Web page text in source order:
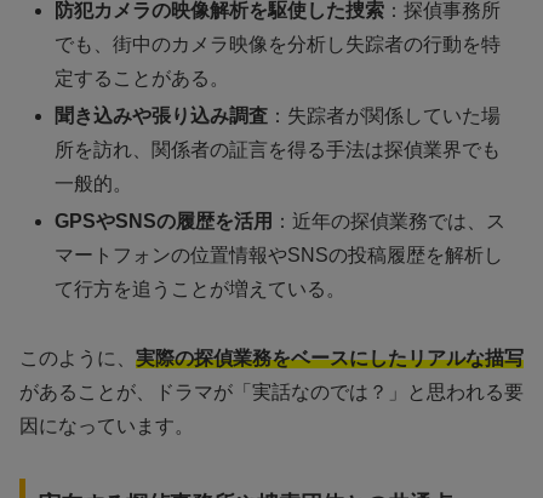
防犯カメラの映像解析を駆使した捜索 ：探偵事務所
でも、街中のカメラ映像を分析し失踪者の行動を特
定することがある。
聞き込みや張り込み調査 ：失踪者が関係していた場
所を訪れ、関係者の証言を得る手法は探偵業界でも
一般的。
GPSやSNSの履歴を活用 ：近年の探偵業務では、ス
マートフォンの位置情報やSNSの投稿履歴を解析し
て行方を追うことが増えている。
このように、 実際の探偵業務をベースにしたリアルな描写
があることが、ドラマが「実話なのでは？」と思われる要
因になっています。